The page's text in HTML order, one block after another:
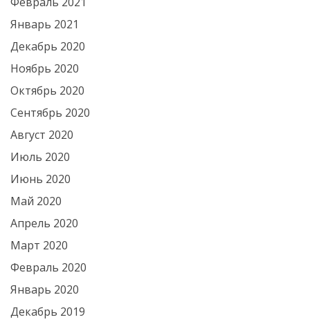
Январь 2021
Декабрь 2020
Ноябрь 2020
Октябрь 2020
Сентябрь 2020
Август 2020
Июль 2020
Июнь 2020
Май 2020
Апрель 2020
Март 2020
Февраль 2020
Январь 2020
Декабрь 2019